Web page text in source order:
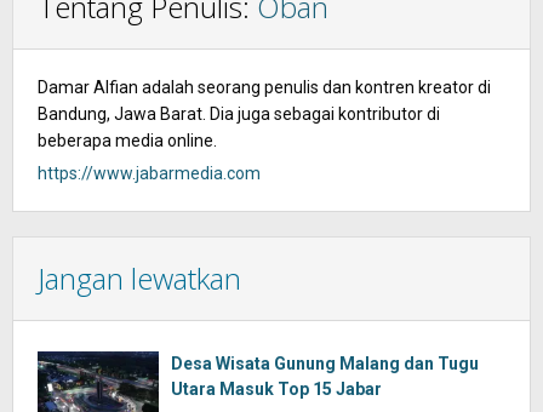
Damar Alfian adalah seorang penulis dan kontren kreator di
Bandung, Jawa Barat. Dia juga sebagai kontributor di
beberapa media online.
https://www.jabarmedia.com
Jangan lewatkan
Desa Wisata Gunung Malang dan Tugu
Utara Masuk Top 15 Jabar